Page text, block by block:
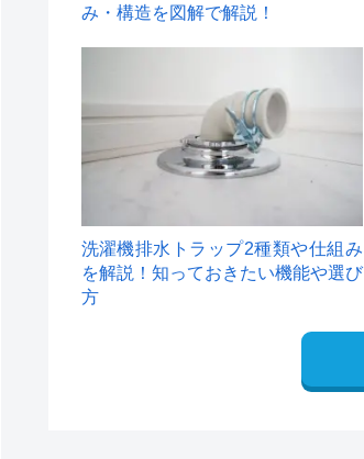
み・構造を図解で解説！
洗濯機排水トラップ2種類や仕組み
を解説！知っておきたい機能や選び
方